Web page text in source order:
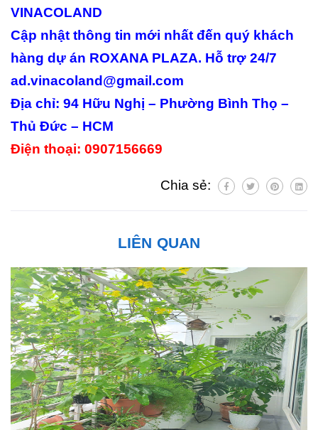
VINACOLAND
Cập nhật thông tin mới nhất đến quý khách
hàng dự án ROXANA PLAZA. Hỗ trợ 24/7
ad.vinacoland@gmail.com
Địa chỉ: 94 Hữu Nghị – Phường Bình Thọ –
Thủ Đức – HCM
Điện thoại: 0907156669
Chia sẻ:
LIÊN QUAN